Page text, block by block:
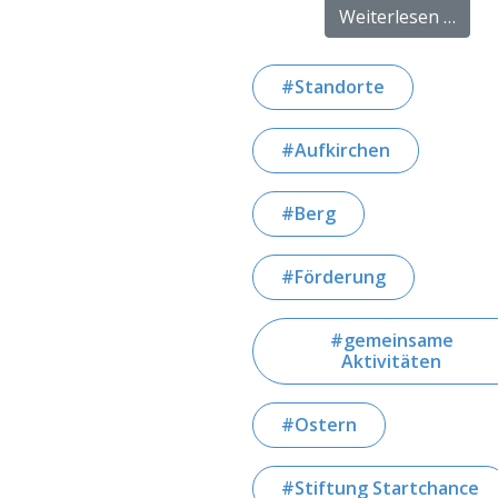
Weiterlesen …from
Standorte
Aufkirchen
Berg
Förderung
gemeinsame
Aktivitäten
Ostern
Stiftung Startchance